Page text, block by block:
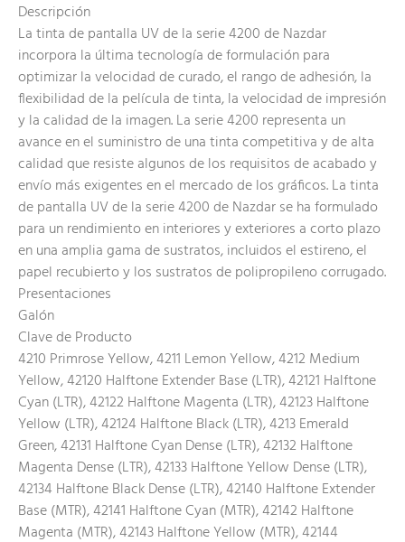
Descripción
La tinta de pantalla UV de la serie 4200 de Nazdar
incorpora la última tecnología de formulación para
optimizar la velocidad de curado, el rango de adhesión, la
flexibilidad de la película de tinta, la velocidad de impresión
y la calidad de la imagen. La serie 4200 representa un
avance en el suministro de una tinta competitiva y de alta
calidad que resiste algunos de los requisitos de acabado y
envío más exigentes en el mercado de los gráficos. La tinta
de pantalla UV de la serie 4200 de Nazdar se ha formulado
para un rendimiento en interiores y exteriores a corto plazo
en una amplia gama de sustratos, incluidos el estireno, el
papel recubierto y los sustratos de polipropileno corrugado.
Presentaciones
Galón
Clave de Producto
4210 Primrose Yellow, 4211 Lemon Yellow, 4212 Medium
Yellow, 42120 Halftone Extender Base (LTR), 42121 Halftone
Cyan (LTR), 42122 Halftone Magenta (LTR), 42123 Halftone
Yellow (LTR), 42124 Halftone Black (LTR), 4213 Emerald
Green, 42131 Halftone Cyan Dense (LTR), 42132 Halftone
Magenta Dense (LTR), 42133 Halftone Yellow Dense (LTR),
42134 Halftone Black Dense (LTR), 42140 Halftone Extender
Base (MTR), 42141 Halftone Cyan (MTR), 42142 Halftone
Magenta (MTR), 42143 Halftone Yellow (MTR), 42144